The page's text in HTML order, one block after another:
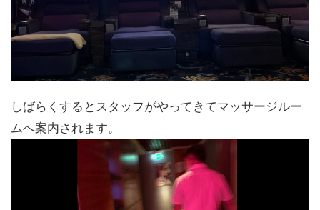
しばらくするとスタッフがやってきてマッサージルー
ムへ案内されます。